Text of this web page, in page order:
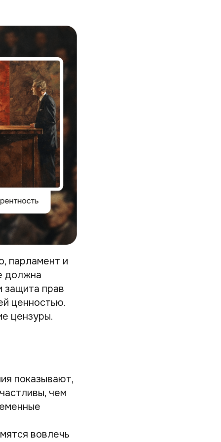
парламент и
должна
защита прав
ценностью.
цензуры.
показывают,
чем
вовлечь